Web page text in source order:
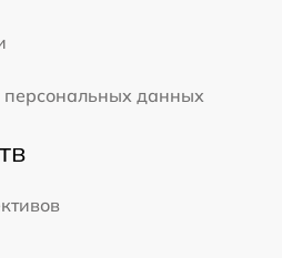
персональных данных